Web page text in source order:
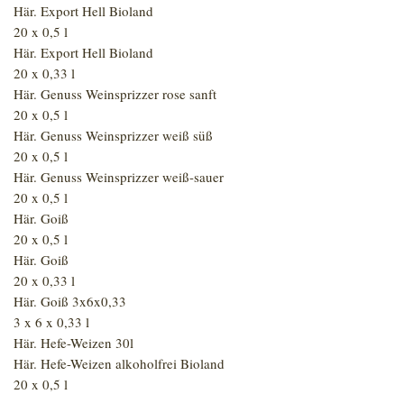
Här. Export Hell Bioland
20 x 0,5 l
Här. Export Hell Bioland
20 x 0,33 l
Här. Genuss Weinsprizzer rose sanft
20 x 0,5 l
Här. Genuss Weinsprizzer weiß süß
20 x 0,5 l
Här. Genuss Weinsprizzer weiß-sauer
20 x 0,5 l
Här. Goiß
20 x 0,5 l
Här. Goiß
20 x 0,33 l
Här. Goiß 3x6x0,33
3 x 6 x 0,33 l
Här. Hefe-Weizen 30l
Här. Hefe-Weizen alkoholfrei Bioland
20 x 0,5 l